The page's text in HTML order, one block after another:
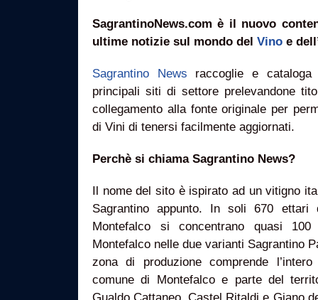
SagrantinoNews.com è il nuovo
ultime notizie sul mondo del Vino e
Sagrantino News raccoglie e
principali siti di settore prelevandone
collegamento alla fonte originale per
di Vini di tenersi facilmente aggiornati.
Perchè si chiama Sagrantino News?
Il nome del sito è ispirato ad un vitigno
Sagrantino appunto. In soli 670 ettari
Montefalco si concentrano quasi
Montefalco nelle due varianti Sagrantino
zona di produzione comprende
comune di Montefalco e parte del